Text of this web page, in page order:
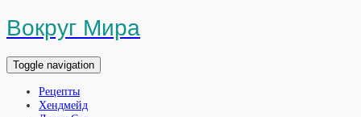
Вокруг Мира
Toggle navigation
Рецепты
Хендмейд